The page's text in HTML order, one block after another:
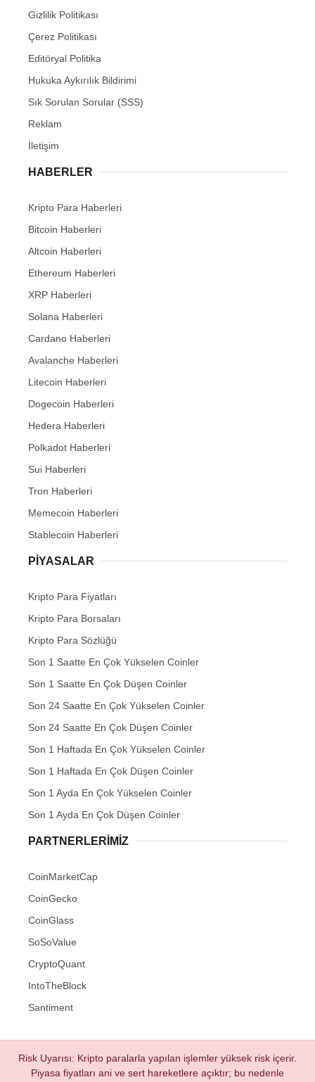
Gizlilik Politikası
Çerez Politikası
Editöryal Politika
Hukuka Aykırılık Bildirimi
Sık Sorulan Sorular (SSS)
Reklam
İletişim
HABERLER
Kripto Para Haberleri
Bitcoin Haberleri
Altcoin Haberleri
Ethereum Haberleri
XRP Haberleri
Solana Haberleri
Cardano Haberleri
Avalanche Haberleri
Litecoin Haberleri
Dogecoin Haberleri
Hedera Haberleri
Polkadot Haberleri
Sui Haberleri
Tron Haberleri
Memecoin Haberleri
Stablecoin Haberleri
PIYASALAR
Kripto Para Fiyatları
Kripto Para Borsaları
Kripto Para Sözlüğü
Son 1 Saatte En Çok Yükselen Coinler
Son 1 Saatte En Çok Düşen Coinler
Son 24 Saatte En Çok Yükselen Coinler
Son 24 Saatte En Çok Düşen Coinler
Son 1 Haftada En Çok Yükselen Coinler
Son 1 Haftada En Çok Düşen Coinler
Son 1 Ayda En Çok Yükselen Coinler
Son 1 Ayda En Çok Düşen Coinler
PARTNERLERIMIZ
CoinMarketCap
CoinGecko
CoinGlass
SoSoValue
CryptoQuant
IntoTheBlock
Santiment
Risk Uyarısı: Kripto paralarla yapılan işlemler yüksek risk içerir.
Piyasa fiyatları ani ve sert hareketlere açıktır; bu nedenle